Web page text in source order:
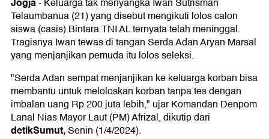
Telaumbanua (21) yang disebut mengikuti lolos calon
siswa (casis) Bintara TNI AL ternyata telah meninggal.
Tragisnya Iwan tewas di tangan Serda Adan Aryan Marsal
yang menjanjikan pemuda itu lolos seleksi.
"Serda Adan sempat menjanjikan ke keluarga korban bisa
membantu untuk meloloskan korban tanpa tes dengan
imbalan uang Rp 200 juta lebih," ujar Komandan Denpom
Lanal Nias Mayor Laut (PM) Afrizal, dikutip dari
detikSumut,Senin (1/4/2024).